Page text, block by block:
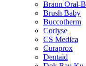
Braun Oral-B
Brush Baby
Buccotherm
Corlyse
CS Medica
Curaprox
Dentaid